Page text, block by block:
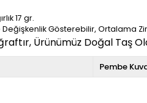
17 gr.
Gösterebilir, Ortalama
Ürünümüz Doğal Taş
Pembe